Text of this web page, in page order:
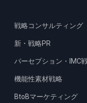
戦略コンサルティング
新・戦略PR
パーセプション・IMC
機能性素材戦略
BtoBマーケティング